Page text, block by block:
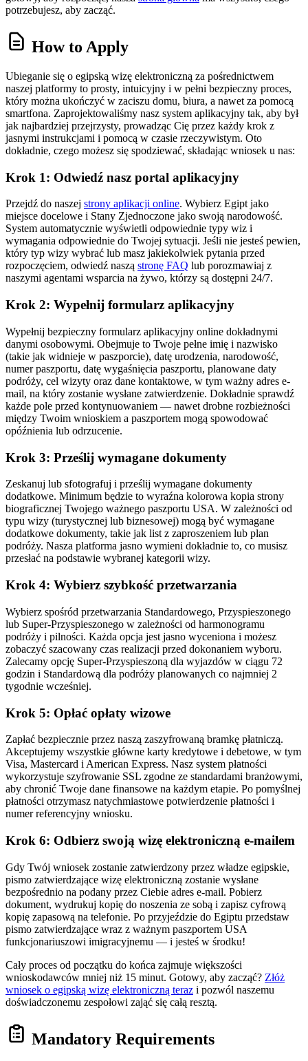
potrzebujesz, aby zacząć.
How to Apply
Ubieganie się o egipską wizę elektroniczną za pośrednictwem
naszej platformy to prosty, intuicyjny i w pełni bezpieczny proces,
który można ukończyć w zaciszu domu, biura, a nawet za pomocą
smartfona. Zaprojektowaliśmy nasz system aplikacyjny tak, aby był
jak najbardziej przejrzysty, prowadząc Cię przez każdy krok z
jasnymi instrukcjami i pomocą w czasie rzeczywistym. Oto
dokładnie, czego możesz się spodziewać, składając wniosek u nas:
Krok 1: Odwiedź nasz portal aplikacyjny
Przejdź do naszej strony aplikacji online. Wybierz Egipt jako
miejsce docelowe i Stany Zjednoczone jako swoją narodowość.
System automatycznie wyświetli odpowiednie typy wiz i
wymagania odpowiednie do Twojej sytuacji. Jeśli nie jesteś pewien,
który typ wizy wybrać lub masz jakiekolwiek pytania przed
rozpoczęciem, odwiedź naszą stronę FAQ lub porozmawiaj z
naszymi agentami wsparcia na żywo, którzy są dostępni 24/7.
Krok 2: Wypełnij formularz aplikacyjny
Wypełnij bezpieczny formularz aplikacyjny online dokładnymi
danymi osobowymi. Obejmuje to Twoje pełne imię i nazwisko
(takie jak widnieje w paszporcie), datę urodzenia, narodowość,
numer paszportu, datę wygaśnięcia paszportu, planowane daty
podróży, cel wizyty oraz dane kontaktowe, w tym ważny adres e-
mail, na który zostanie wysłane zatwierdzenie. Dokładnie sprawdź
każde pole przed kontynuowaniem — nawet drobne rozbieżności
między Twoim wnioskiem a paszportem mogą spowodować
opóźnienia lub odrzucenie.
Krok 3: Prześlij wymagane dokumenty
Zeskanuj lub sfotografuj i prześlij wymagane dokumenty
dodatkowe. Minimum będzie to wyraźna kolorowa kopia strony
biograficznej Twojego ważnego paszportu USA. W zależności od
typu wizy (turystycznej lub biznesowej) mogą być wymagane
dodatkowe dokumenty, takie jak list z zaproszeniem lub plan
podróży. Nasza platforma jasno wymieni dokładnie to, co musisz
przesłać na podstawie wybranej kategorii wizy.
Krok 4: Wybierz szybkość przetwarzania
Wybierz spośród przetwarzania Standardowego, Przyspieszonego
lub Super-Przyspieszonego w zależności od harmonogramu
podróży i pilności. Każda opcja jest jasno wyceniona i możesz
zobaczyć szacowany czas realizacji przed dokonaniem wyboru.
Zalecamy opcję Super-Przyspieszoną dla wyjazdów w ciągu 72
godzin i Standardową dla podróży planowanych co najmniej 2
tygodnie wcześniej.
Krok 5: Opłać opłaty wizowe
Zapłać bezpiecznie przez naszą zaszyfrowaną bramkę płatniczą.
Akceptujemy wszystkie główne karty kredytowe i debetowe, w tym
Visa, Mastercard i American Express. Nasz system płatności
wykorzystuje szyfrowanie SSL zgodne ze standardami branżowymi,
aby chronić Twoje dane finansowe na każdym etapie. Po pomyślnej
płatności otrzymasz natychmiastowe potwierdzenie płatności i
numer referencyjny wniosku.
Krok 6: Odbierz swoją wizę elektroniczną e-mailem
Gdy Twój wniosek zostanie zatwierdzony przez władze egipskie,
pismo zatwierdzające wizę elektroniczną zostanie wysłane
bezpośrednio na podany przez Ciebie adres e-mail. Pobierz
dokument, wydrukuj kopię do noszenia ze sobą i zapisz cyfrową
kopię zapasową na telefonie. Po przyjeździe do Egiptu przedstaw
pismo zatwierdzające wraz z ważnym paszportem USA
funkcjonariuszowi imigracyjnemu — i jesteś w środku!
Cały proces od początku do końca zajmuje większości
wnioskodawców mniej niż 15 minut. Gotowy, aby zacząć? Złóż
wniosek o egipską wizę elektroniczną teraz i pozwól naszemu
doświadczonemu zespołowi zająć się całą resztą.
Mandatory Requirements